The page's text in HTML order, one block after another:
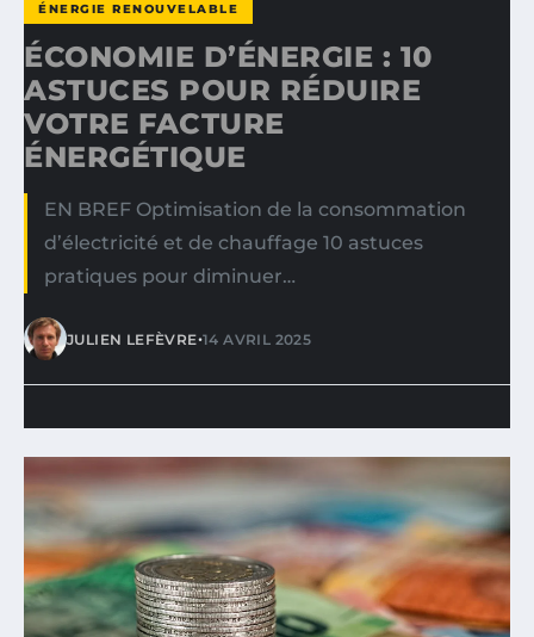
ÉNERGIE RENOUVELABLE
ÉCONOMIE D’ÉNERGIE : 10
ASTUCES POUR RÉDUIRE
VOTRE FACTURE
ÉNERGÉTIQUE
EN BREF Optimisation de la consommation
d’électricité et de chauffage 10 astuces
pratiques pour diminuer…
JULIEN LEFÈVRE•14 AVRIL 2025